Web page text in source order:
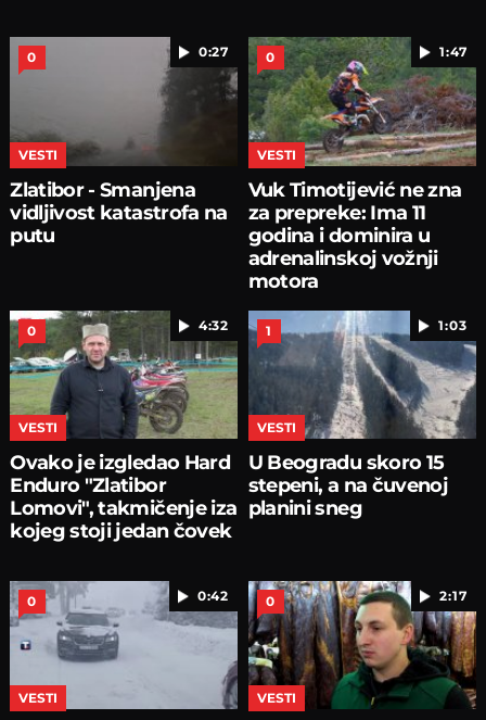
0:27
0
VESTI
Zlatibor - Smanjena
vidljivost katastrofa na
putu
1:47
0
VESTI
Vuk Timotijević ne zna
za prepreke: Ima 11
godina i dominira u
adrenalinskoj vožnji
motora
4:32
0
VESTI
Ovako je izgledao Hard
Enduro "Zlatibor
Lomovi", takmičenje iza
kojeg stoji jedan čovek
1:03
1
VESTI
U Beogradu skoro 15
stepeni, a na čuvenoj
planini sneg
0:42
0
VESTI
2:17
0
VESTI